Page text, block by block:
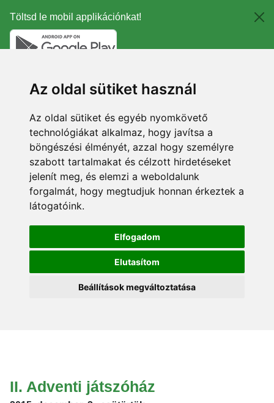
Töltsd le mobil applikációnkat!
Az oldal sütiket használ
Az oldal sütiket és egyéb nyomkövető
technológiákat alkalmaz, hogy javítsa a
böngészési élményét, azzal hogy személyre
szabott tartalmakat és célzott hirdetéseket
jelenít meg, és elemzi a weboldalunk
forgalmát, hogy megtudjuk honnan érkeztek a
látogatóink.
Elfogadom
Elutasítom
Beállítások megváltoztatása
II. Adventi játszóház